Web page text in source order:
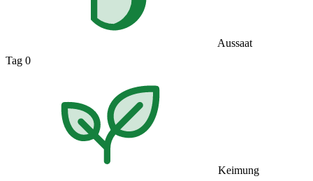
Aussaat
Tag 0
Keimung